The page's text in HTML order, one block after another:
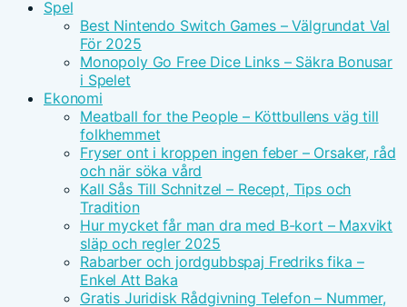
Spel
Best Nintendo Switch Games – Välgrundat Val
För 2025
Monopoly Go Free Dice Links – Säkra Bonusar
i Spelet
Ekonomi
Meatball for the People – Köttbullens väg till
folkhemmet
Fryser ont i kroppen ingen feber – Orsaker, råd
och när söka vård
Kall Sås Till Schnitzel – Recept, Tips och
Tradition
Hur mycket får man dra med B-kort – Maxvikt
släp och regler 2025
Rabarber och jordgubbspaj Fredriks fika –
Enkel Att Baka
Gratis Juridisk Rådgivning Telefon – Nummer,